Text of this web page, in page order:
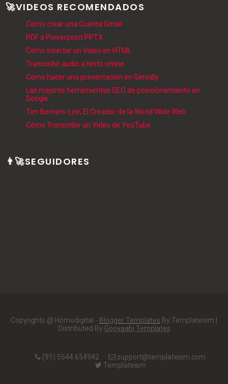
🚀VIDEOS RECOMENDADOS
Cómo crear una Cuenta Gmail
PDF a Powerpoint PPTX
Cómo insertar un Video en HTML
Transcribir audio a texto online
Cómo hacer una presentación en Genially
Las mejores herramientas SEO de posicionamiento en
Google
Tim Berners-Lee, El Creador de la World Wide Web
Cómo Transcribir un Video de YouTube
👨‍🚀SEGUIDORES
Copyrights @ Homodigital - Blogger Templates By Templateism |
Distributed By Gooyaabi Templates
(91) 5544 654942
support@templateism.com
Templateism